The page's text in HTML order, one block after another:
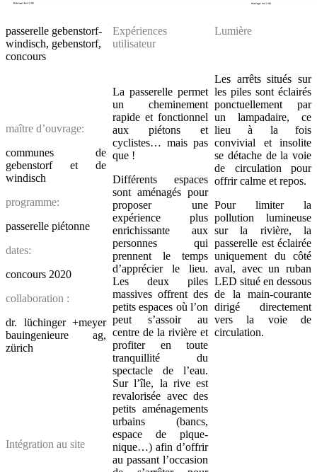
passerelle gebenstorf-
windisch, gebenstorf,
concours
maître d’ouvrage:
communes de
gebenstorf et de
windisch
programme:
passerelle piétonne
dates:
concours 2020
collaboration :
dr. lüchinger +meyer
bauingenieure ag,
zürich
Intégration au site
Expériences
utilisateur
La passerelle permet
un cheminement
rapide et fonctionnel
aux piétons et
cyclistes… mais pas
que !
Différents espaces
sont aménagés pour
proposer une
expérience plus
enrichissante aux
personnes qui
prennent le temps
d’apprécier le lieu.
Les deux piles
massives offrent des
petits espaces où l’on
peut s’assoir au
centre de la rivière et
profiter en toute
tranquillité du
spectacle de l’eau.
Sur l’île, la rive est
revalorisée avec des
petits aménagements
urbains (bancs,
espace de pique-
nique…) afin d’offrir
au passant l’occasion
Lumière
Les arrêts situés sur
les piles sont éclairés
ponctuellement par
un lampadaire, ce
lieu à la fois
convivial et insolite
se détache de la voie
de circulation pour
offrir calme et repos.
Pour limiter la
pollution lumineuse
sur la rivière, la
passerelle est éclairée
uniquement du côté
aval, avec un ruban
LED situé en dessous
de la main-courante
dirigé directement
vers la voie de
circulation.